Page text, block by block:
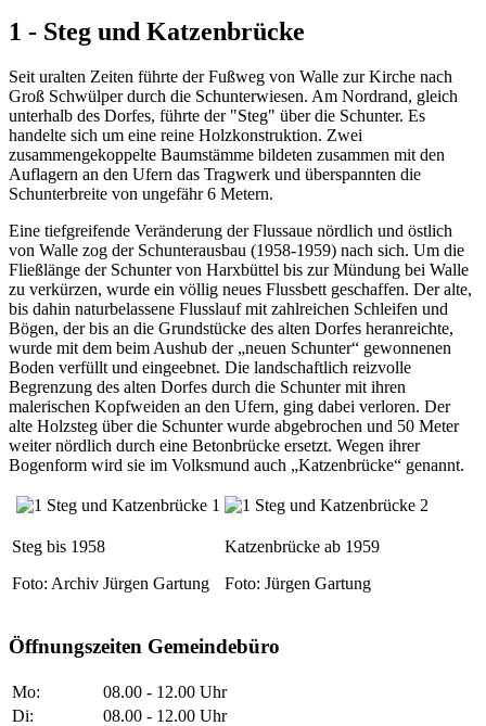
1 - Steg und Katzenbrücke
Seit uralten Zeiten führte der Fußweg von Walle zur Kirche nach
Groß Schwülper durch die Schunterwiesen. Am Nordrand, gleich
unterhalb des Dorfes, führte der "Steg" über die Schunter. Es
handelte sich um eine reine Holzkonstruktion. Zwei
zusammengekoppelte Baumstämme bildeten zusammen mit den
Auflagern an den Ufern das Tragwerk und überspannten die
Schunterbreite von ungefähr 6 Metern.
Eine tiefgreifende Veränderung der Flussaue nördlich und östlich
von Walle zog der Schunterausbau (1958-1959) nach sich. Um die
Fließlänge der Schunter von Harxbüttel bis zur Mündung bei Walle
zu verkürzen, wurde ein völlig neues Flussbett geschaffen. Der alte,
bis dahin naturbelassene Flusslauf mit zahlreichen Schleifen und
Bögen, der bis an die Grundstücke des alten Dorfes heranreichte,
wurde mit dem beim Aushub der „neuen Schunter“ gewonnenen
Boden verfüllt und eingeebnet. Die landschaftlich reizvolle
Begrenzung des alten Dorfes durch die Schunter mit ihren
malerischen Kopfweiden an den Ufern, ging dabei verloren. Der
alte Holzsteg über die Schunter wurde abgebrochen und 50 Meter
weiter nördlich durch eine Betonbrücke ersetzt. Wegen ihrer
Bogenform wird sie im Volksmund auch „Katzenbrücke“ genannt.
Steg bis 1958
Foto: Archiv Jürgen Gartung
Katzenbrücke ab 1959
Foto: Jürgen Gartung
Öffnungszeiten Gemeindebüro
Mo:
08.00 - 12.00 Uhr
Di:
08.00 - 12.00 Uhr